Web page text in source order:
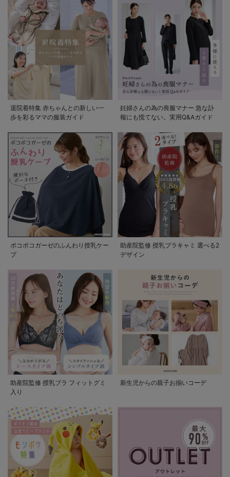
退院着特集 赤ちゃんとの新しい一
歩を彩るママの服装ガイド
妊婦さんの為の喪服マナー 急な訃
報にも慌てない。実用Q&Aガイド
ポコポコガーゼのふんわり授乳ケー
プ
助産院監修 授乳ブラキャミ 選べる2
デザイン
助産院監修 授乳ブラ フィットグミ
入り
新生児からの親子お揃いコーデ